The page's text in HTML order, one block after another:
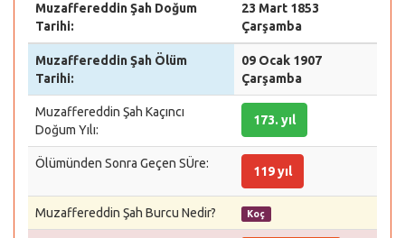
Muzaffereddin Şah Doğum
Tarihi:
23 Mart 1853
Çarşamba
Muzaffereddin Şah Ölüm
Tarihi:
09 Ocak 1907
Çarşamba
Muzaffereddin Şah Kaçıncı
Doğum Yılı:
173. yıl
Ölümünden Sonra Geçen SÜre:
119 yıl
Muzaffereddin Şah Burcu Nedir? Koç